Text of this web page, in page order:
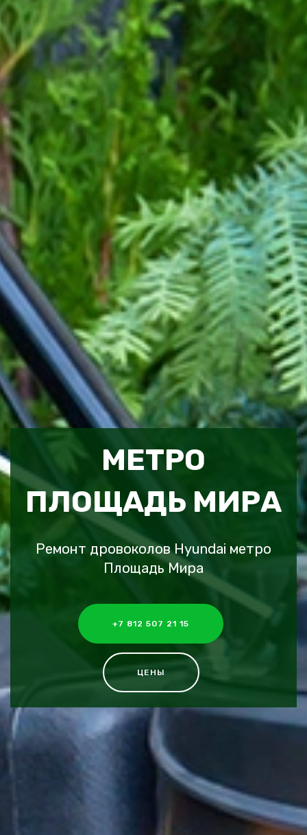
МЕТРО
ПЛОЩАДЬ МИРА
Ремонт дровоколов Hyundai метро
Площадь Мира
+7 812 507 21 15
ЦЕНЫ